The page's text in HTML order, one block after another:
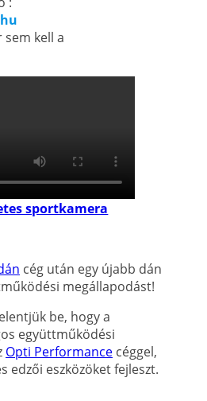
kell a
sportkamera
cég után egy újabb dán
megállapodást!
be, hogy a
együttműködési
Opti Performance céggel,
edzői eszközöket fejleszt.